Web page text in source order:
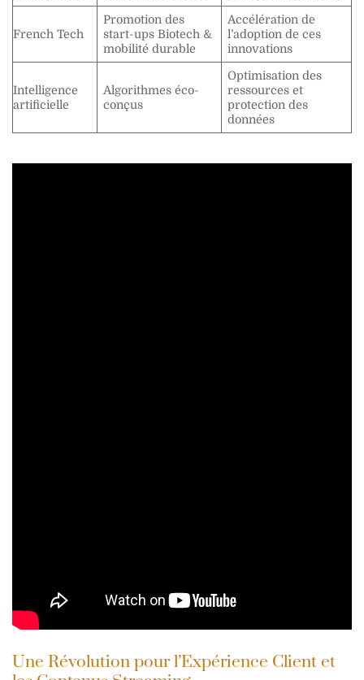
French Tech
Promotion des
start-ups Biotech &
mobilité durable
Accélération de
l’adoption de ces
innovations
Intelligence
artificielle
Algorithmes éco-
conçus
Optimisation des
ressources et
protection des
données
Une Révolution pour l’Expérience Client et